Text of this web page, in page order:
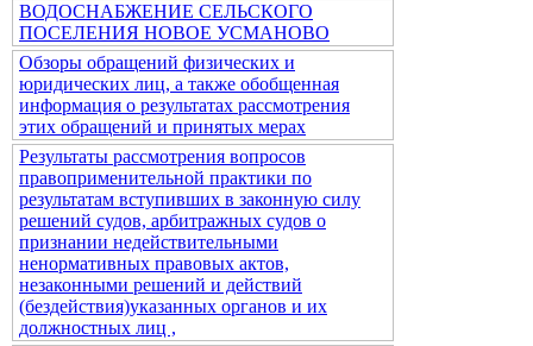
ВОДОСНАБЖЕНИЕ СЕЛЬСКОГО
ПОСЕЛЕНИЯ НОВОЕ УСМАНОВО
Обзоры обращений физических и
юридических лиц, а также обобщенная
информация о результатах рассмотрения
этих обращений и принятых мерах
Результаты рассмотрения вопросов
правоприменительной практики по
результатам вступивших в законную силу
решений судов, арбитражных судов о
признании недействительными
ненормативных правовых актов,
незаконными решений и действий
(бездействия)указанных органов и их
должностных лиц ,